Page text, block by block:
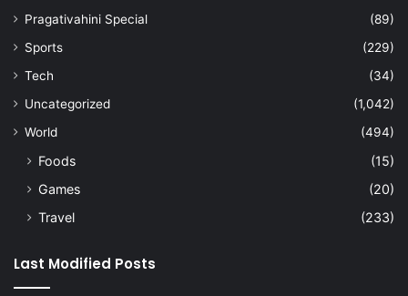
Pragativahini Special
(89)
Sports
(229)
Tech
(34)
Uncategorized
(1,042)
World
(494)
Foods
(15)
Games
(20)
Travel
(233)
Last Modified Posts